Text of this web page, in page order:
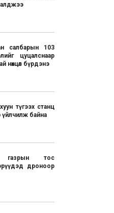
алджээ
салбарын 103
цуцалснаар
нөхцөл бүрдэнэ
түгээх станц
байна
газрын тос
дроноор